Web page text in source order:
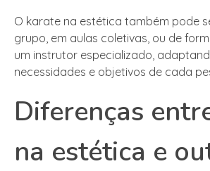
O karate na estética também pode
grupo, em aulas coletivas, ou de
um instrutor especializado,
necessidades e objetivos de cada
Diferenças
na estética e